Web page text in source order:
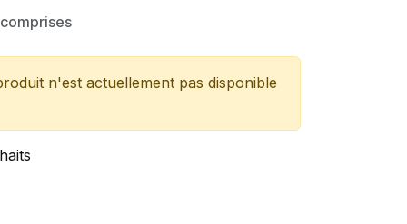
n'est actuellement pas disponible